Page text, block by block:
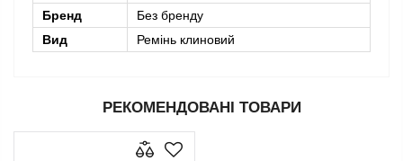
Бренд
Без бренду
Вид
Ремінь клиновий
РЕКОМЕНДОВАНІ ТОВАРИ